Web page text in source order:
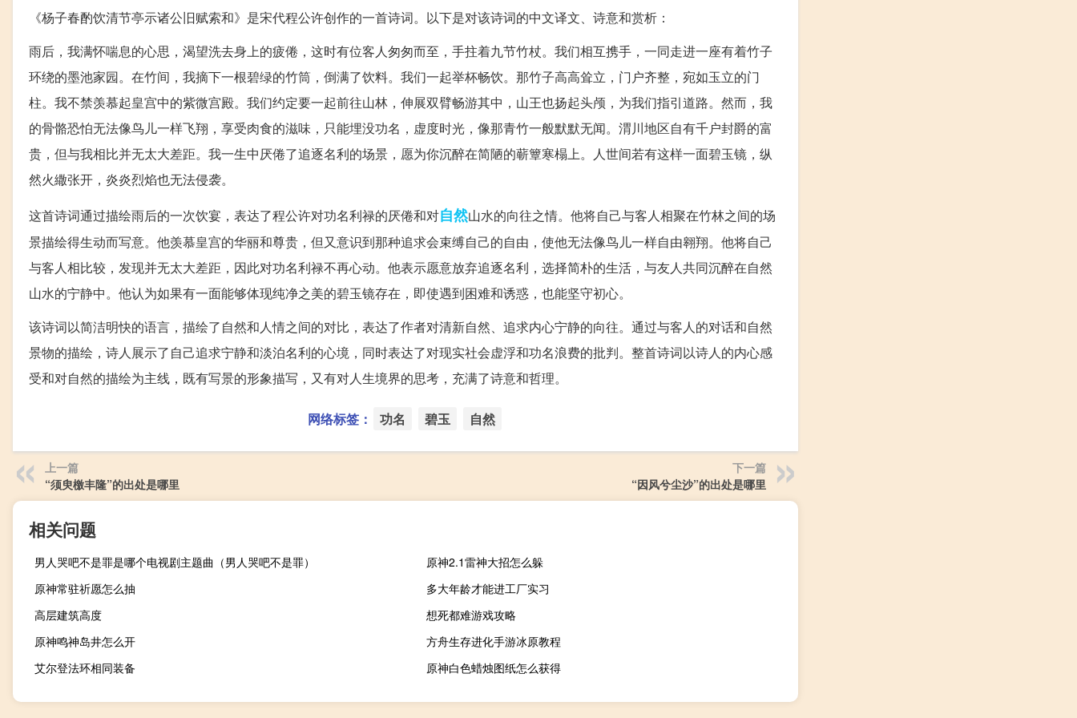
《杨子春酌饮清节亭示诸公旧赋索和》是宋代程公许创作的一首诗词。以下是对该诗词的中文译文、诗意和赏析：
雨后，我满怀喘息的心思，渴望洗去身上的疲倦，这时有位客人匆匆而至，手拄着九节竹杖。我们相互携手，一同走进一座有着竹子
环绕的墨池家园。在竹间，我摘下一根碧绿的竹筒，倒满了饮料。我们一起举杯畅饮。那竹子高高耸立，门户齐整，宛如玉立的门
柱。我不禁羡慕起皇宫中的紫微宫殿。我们约定要一起前往山林，伸展双臂畅游其中，山王也扬起头颅，为我们指引道路。然而，我
的骨骼恐怕无法像鸟儿一样飞翔，享受肉食的滋味，只能埋没功名，虚度时光，像那青竹一般默默无闻。渭川地区自有千户封爵的富
贵，但与我相比并无太大差距。我一生中厌倦了追逐名利的场景，愿为你沉醉在简陋的蕲簟寒榻上。人世间若有这样一面碧玉镜，纵
然火繖张开，炎炎烈焰也无法侵袭。
这首诗词通过描绘雨后的一次饮宴，表达了程公许对功名利禄的厌倦和对自然山水的向往之情。他将自己与客人相聚在竹林之间的场
景描绘得生动而写意。他羡慕皇宫的华丽和尊贵，但又意识到那种追求会束缚自己的自由，使他无法像鸟儿一样自由翱翔。他将自己
与客人相比较，发现并无太大差距，因此对功名利禄不再心动。他表示愿意放弃追逐名利，选择简朴的生活，与友人共同沉醉在自然
山水的宁静中。他认为如果有一面能够体现纯净之美的碧玉镜存在，即使遇到困难和诱惑，也能坚守初心。
该诗词以简洁明快的语言，描绘了自然和人情之间的对比，表达了作者对清新自然、追求内心宁静的向往。通过与客人的对话和自然
景物的描绘，诗人展示了自己追求宁静和淡泊名利的心境，同时表达了对现实社会虚浮和功名浪费的批判。整首诗词以诗人的内心感
受和对自然的描绘为主线，既有写景的形象描写，又有对人生境界的思考，充满了诗意和哲理。
网络标签： 功名 碧玉 自然
上一篇
“须臾檄丰隆”的出处是哪里
下一篇
“因风兮尘沙”的出处是哪里
相关问题
男人哭吧不是罪是哪个电视剧主题曲（男人哭吧不是罪）
原神2.1雷神大招怎么躲
原神常驻祈愿怎么抽
多大年龄才能进工厂实习
高层建筑高度
想死都难游戏攻略
原神鸣神岛井怎么开
方舟生存进化手游冰原教程
艾尔登法环相同装备
原神白色蜡烛图纸怎么获得